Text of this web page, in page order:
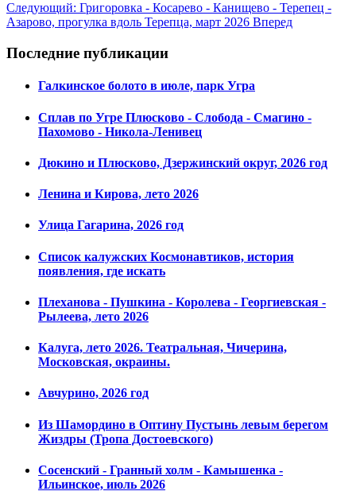
Следующий: Григоровка - Косарево - Канищево - Терепец -
Азарово, прогулка вдоль Терепца, март 2026 Вперед
Последние публикации
Галкинское болото в июле, парк Угра
Сплав по Угре Плюсково - Слобода - Смагино -
Пахомово - Никола-Ленивец
Дюкино и Плюсково, Дзержинский округ, 2026 год
Ленина и Кирова, лето 2026
Улица Гагарина, 2026 год
Список калужских Космонавтиков, история
появления, где искать
Плеханова - Пушкина - Королева - Георгиевская -
Рылеева, лето 2026
Калуга, лето 2026. Театральная, Чичерина,
Московская, окраины.
Авчурино, 2026 год
Из Шамордино в Оптину Пустынь левым берегом
Жиздры (Тропа Достоевского)
Сосенский - Гранный холм - Камышенка -
Ильинское, июль 2026